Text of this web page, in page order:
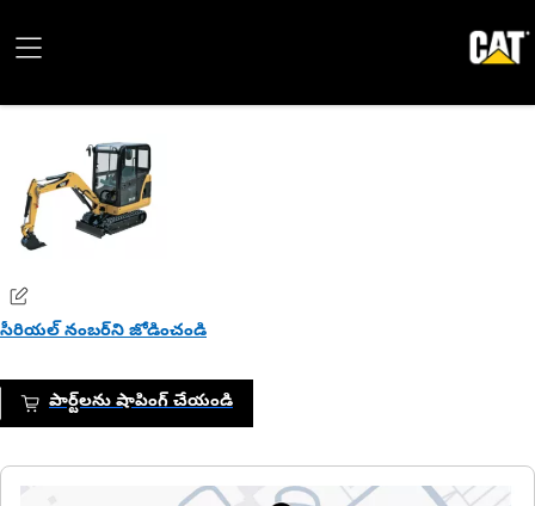
సీరియల్ నంబర్‌ని జోడించండి
పార్ట్‌లను షాపింగ్ చేయండి